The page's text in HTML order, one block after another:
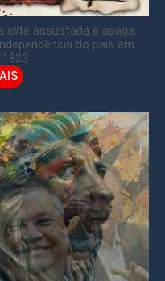
elite assustada e apaga
do país em